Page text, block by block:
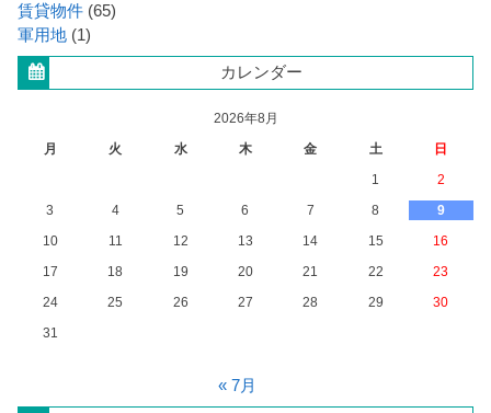
賃貸物件 (65)
軍用地 (1)
カレンダー
2026年8月
月
火 水 木 金 土
日
1
2
3
4 5 6 7 8
9
10
11 12 13 14 15
16
17
18 19 20 21 22
23
24
25 26 27 28 29
30
31
« 7月